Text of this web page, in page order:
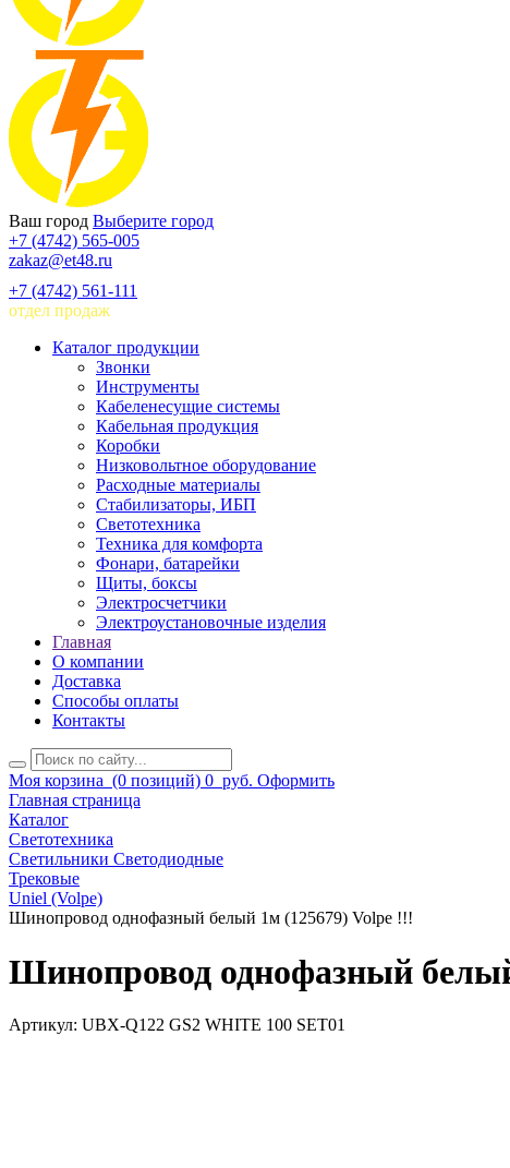
Ваш город Выберите город
+7 (4742) 565-005
zakaz@et48.ru
+7 (4742) 561-111
отдел продаж
Каталог продукции
Звонки
Инструменты
Кабеленесущие системы
Кабельная продукция
Коробки
Низковольтное оборудование
Расходные материалы
Стабилизаторы, ИБП
Светотехника
Техника для комфорта
Фонари, батарейки
Щиты, боксы
Электросчетчики
Электроустановочные изделия
Главная
О компании
Доставка
Способы оплаты
Контакты
Моя корзина (0 позиций) 0 руб. Оформить
Главная страница
Каталог
Светотехника
Светильники Светодиодные
Трековые
Uniel (Volpe)
Шинопровод однофазный белый 1м (125679) Volpe !!!
Шинопровод однофазный
Артикул: UBX-Q122 GS2 WHITE 100 SET01